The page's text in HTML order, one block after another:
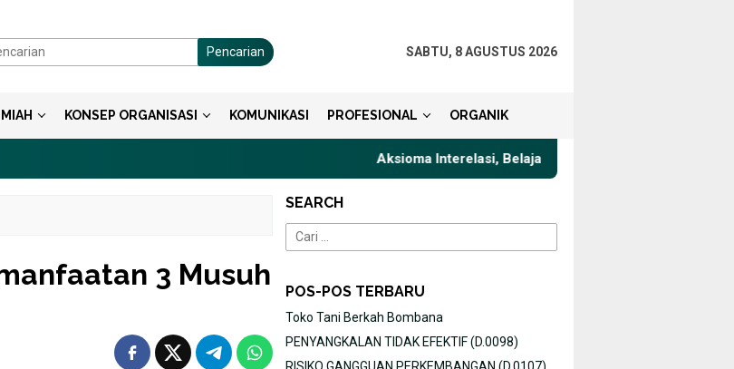
Pencarian SABTU, 8 AGUSTUS 2026
KONSEP ORGANISASI KOMUNIKASI PROFESIONAL ORGANIK
Aksioma Interelasi, Belajar Privat Gaya Komunikasi Terbaik
3 Musuh
SEARCH
Cari
untuk:
POS-POS TERBARU
Toko Tani Berkah Bombana
PENYANGKALAN TIDAK EFEKTIF (D.0098)